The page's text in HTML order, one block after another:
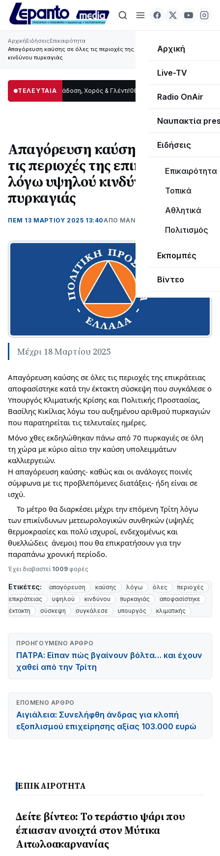
Αρχική
Live-TV
Radio OnAir
Ναυπακτία
Ειδήσεις
Επικαιρότητα
Τοπικά
Αθλητικά
Πολιτισμός
Εκπομπές
Βίντεο
ΑρχικήΕιδήσειςΕπικαιρότητα
Απαγόρευση καύσης σε όλες τις περιοχές της επικράτειας λόγω υψηλού
κινδύνου πυρκαγιάς
ΤΕΛΕΥΤΑΙΑ
Παράδοση, Χορός & Γλέντι! 08:41 ΤΟ ΠΑΡΤΥ ΣΥΝΕΧΙΖΕΤΑΙ…
Απαγόρευση καύσης σε όλες
τις περιοχές της επικράτειας
λόγω υψηλού κινδύνου
πυρκαγιάς
ΠΕΜ 13 ΜΑΡΤΊΟΥ 2025 13:40ΑΠΌ ΜΑΝΤΩ ΚΑΠΕΝΤΖΩΝΗ
Μέχρι 18 Μαρτίου 2025
Απαγόρευση καύσης σε όλες τις περιοχές της επικράτειας
αποφασίστηκε κατά την έκτακτη σύσκεψη που συγκάλεσε ο
Υπουργός Κλιματικής Κρίσης και Πολιτικής Προστασίας,
Βασίλης Κικίλιας λόγω του αυξημένου αριθμού πυρκαγιών
που παρατηρείται τις τελευταίες ημέρες.
Μόνο χθες εκδηλώθηκαν πάνω από 70 πυρκαγιές σε όλη
τη χώρα με κύριο αίτιο την καύση υπολειμμάτων
καλλιεργειών.
Η απαγόρευση καύσης- καθώς και οι ανάλογες ποινές
σύμφωνα με τις προβλεπόμενες διατάξεις- ήδη είναι σε
ισχύ.
Το μέτρο θα διαρκέσει μέχρι την επόμενη Τρίτη λόγω
των επικίνδυνων μετεωρολογικών συνθηκών (υψηλές
θερμοκρασίες και πολύ ισχυροί, ενδεχομένως και
θυελλώδεις  άνεμοι) που θα επικρατήσουν για την
παραπάνω χρονική περίοδο.
Έχει διαβαστεί 1009 φορές
Ετικέτες: απαγόρευση καύσης λόγω όλες
περιοχές
επικράτειας
υψηλού κινδύνου πυρκαγιάς
αποφασίστηκε
έκτακτη
σύσκεψη συγκάλεσε υπουργός κλιματικής
ΠΡΟΗΓΟΎΜΕΝΟ ΆΡΘΡΟ
ΠΑΤΡΑ: Είπαν πώς βγαίνουν βόλτα… και έχουν
χαθεί από την Τρίτη
ΕΠΌΜΕΝΟ ΆΡΘΡΟ
Αιγιάλεια: Συνελήφθη άνδρας για κλοπή
εξοπλισμού επιχείρησης αξίας 103.000 ευρώ
ΕΠΙΚΑΙΡΟΤΗΤΑ
Δείτε βίντεο: Το τεράστιο ψάρι που
έπιασαν ανοιχτά στον Μύτικα
Αιτωλοακαρνανίας